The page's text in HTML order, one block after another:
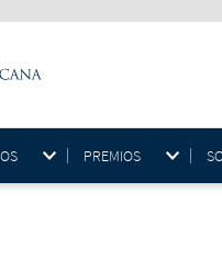
PREMIOS